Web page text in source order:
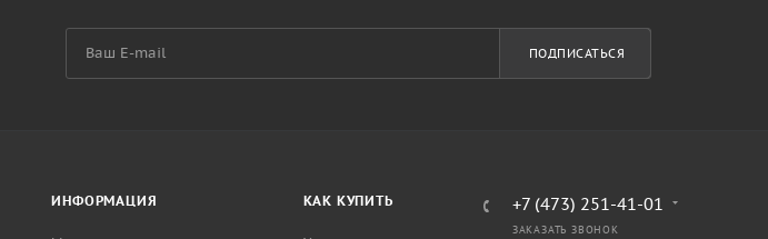
ПОДПИСАТЬСЯ
ИНФОРМАЦИЯ КАК КУПИТЬ +7 (473) 251-41-01
ЗАКАЗАТЬ ЗВОНОК